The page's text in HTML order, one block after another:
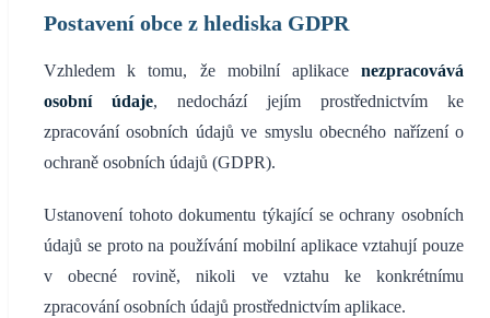
Postavení obce z hlediska GDPR
Vzhledem k tomu, že mobilní aplikace nezpracovává
osobní údaje, nedochází jejím prostřednictvím ke
zpracování osobních údajů ve smyslu obecného nařízení o
ochraně osobních údajů (GDPR).
Ustanovení tohoto dokumentu týkající se ochrany osobních
údajů se proto na používání mobilní aplikace vztahují pouze
v obecné rovině, nikoli ve vztahu ke konkrétnímu
zpracování osobních údajů prostřednictvím aplikace.